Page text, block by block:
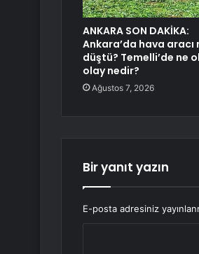
ANKARA SON DAKİKA:
Ankara’da hava aracı
düştü? Temelli’de ne
olay nedir?
Ağustos 7, 2026
Bir yanıt yazın
E-posta adresiniz